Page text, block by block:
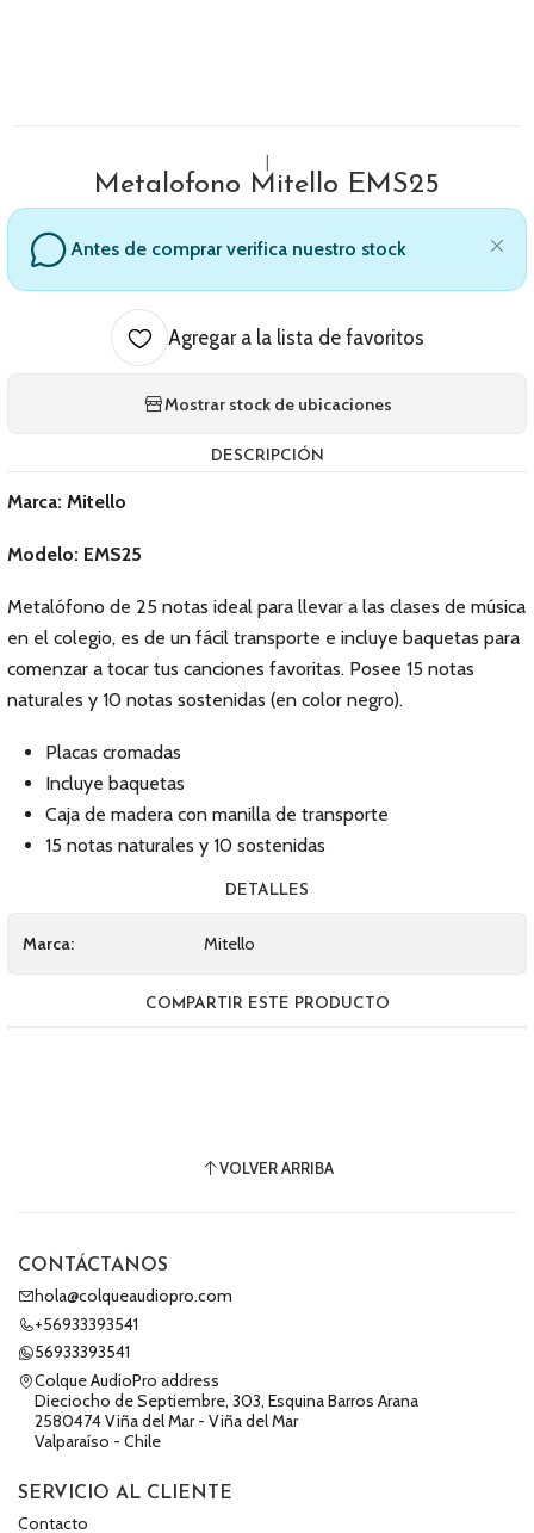
Metalofono Mitello EMS25
Antes de comprar verifica nuestro stock
Agregar a la lista de favoritos
Mostrar stock de ubicaciones
DESCRIPCIÓN
Marca: Mitello
Modelo: EMS25
Metalófono de 25 notas ideal para llevar a las clases de música
en el colegio, es de un fácil transporte e incluye baquetas para
comenzar a tocar tus canciones favoritas. Posee 15 notas
naturales y 10 notas sostenidas (en color negro).
Placas cromadas
Incluye baquetas
Caja de madera con manilla de transporte
15 notas naturales y 10 sostenidas
DETALLES
Marca: Mitello
COMPARTIR ESTE PRODUCTO
VOLVER ARRIBA
CONTÁCTANOS
hola@colqueaudiopro.com
+56933393541
56933393541
Colque AudioPro address
Dieciocho de Septiembre, 303, Esquina Barros Arana
2580474 Viña del Mar - Viña del Mar
Valparaíso - Chile
SERVICIO AL CLIENTE
Contacto